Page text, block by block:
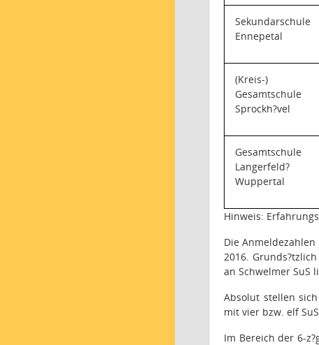
Sekundarschule
Ennepetal
(Kreis-)
Gesamtschule
Sprockh?vel
Gesamtschule
Langerfeld?
Wuppertal
Hinweis:
Die
2016.
an Schwelmer SuS
Absolut stellen
mit vier bzw. elf
Im Bereich der 6-